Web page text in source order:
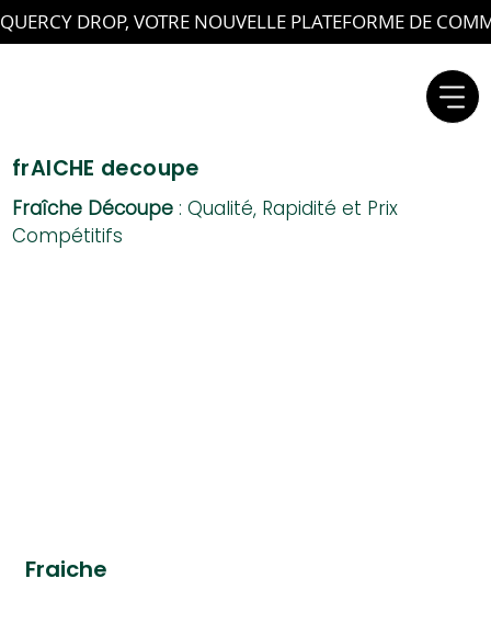
frAICHE decoupe
Fraîche Découpe: Qualité, Rapidité et Prix
Compétitifs
Fraiche
QUERCY DROP, VOTRE NOUVELLE PLATEFORME DE